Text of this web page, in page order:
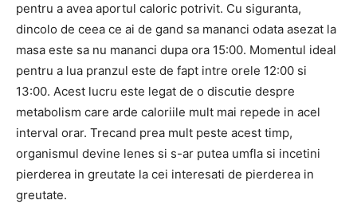
pentru a avea aportul caloric potrivit. Cu siguranta,
dincolo de ceea ce ai de gand sa mananci odata asezat la
masa este sa nu mananci dupa ora 15:00. Momentul ideal
pentru a lua pranzul este de fapt intre orele 12:00 si
13:00. Acest lucru este legat de o discutie despre
metabolism care arde caloriile mult mai repede in acel
interval orar. Trecand prea mult peste acest timp,
organismul devine lenes si s-ar putea umfla si incetini
pierderea in greutate la cei interesati de pierderea in
greutate.